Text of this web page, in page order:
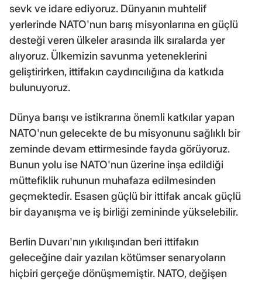
sevk ve idare ediyoruz. Dünyanın muhtelif
yerlerinde NATO'nun barış misyonlarına en güçlü
desteği veren ülkeler arasında ilk sıralarda yer
alıyoruz. Ülkemizin savunma yeteneklerini
geliştirirken, ittifakın caydırıcılığına da katkıda
bulunuyoruz.
Dünya barışı ve istikrarına önemli katkılar yapan
NATO'nun gelecekte de bu misyonunu sağlıklı bir
zeminde devam ettirmesinde fayda görüyoruz.
Bunun yolu ise NATO'nun üzerine inşa edildiği
müttefiklik ruhunun muhafaza edilmesinden
geçmektedir. Esasen güçlü bir ittifak ancak güçlü
bir dayanışma ve iş birliği zemininde yükselebilir.
Berlin Duvarı'nın yıkılışından beri ittifakın
geleceğine dair yazılan kötümser senaryoların
hiçbiri gerçeğe dönüşmemiştir. NATO, değişen